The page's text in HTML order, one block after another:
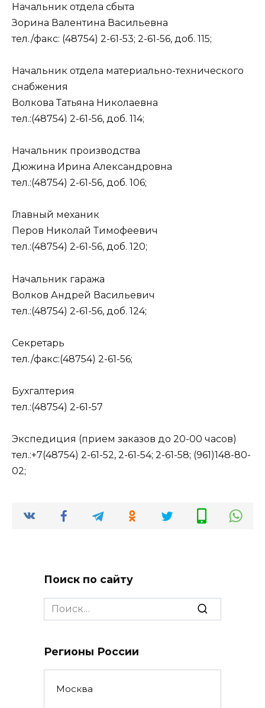
Начальник отдела сбыта
Зорина Валентина Васильевна
тел./факс: (48754) 2-61-53; 2-61-56, доб. 115;
Начальник отдела материально-технического
снабжения
Волкова Татьяна Николаевна
тел.:(48754) 2-61-56, доб. 114;
Начальник производства
Дюжина Ирина Александровна
тел.:(48754) 2-61-56, доб. 106;
Главный механик
Перов Николай Тимофеевич
тел.:(48754) 2-61-56, доб. 120;
Начальник гаража
Волков Андрей Васильевич
тел.:(48754) 2-61-56, доб. 124;
Секретарь
тел./факс:(48754) 2-61-56;
Бухгалтерия
тел.:(48754) 2-61-57
Экспедиция (прием заказов до 20-00 часов)
тел.:+7(48754) 2-61-52, 2-61-54; 2-61-58; (961)148-80-
02;
Поиск по сайту
Search
for:
Регионы России
Москва